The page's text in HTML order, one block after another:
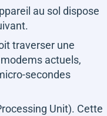
au sol dispose
traverser une
actuels,
secondes
Unit). Cette